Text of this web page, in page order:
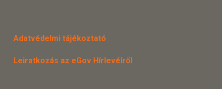
Adatvédelmi tájékoztató
Leiratkozás az eGov Hírlevélről